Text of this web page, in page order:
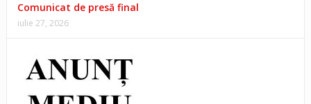
Comunicat de presă final
iulie 27, 2026